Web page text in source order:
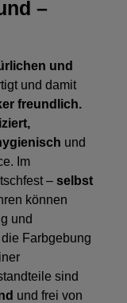
–
und
und damit
freundlich.
und
Im
– selbst
können
und
Farbgebung
sind
und frei von